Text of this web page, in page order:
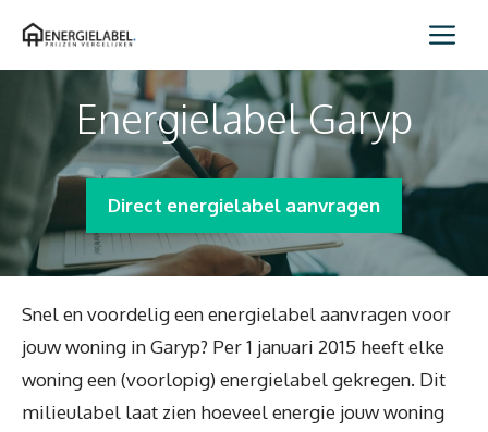
naar
Energielabel Garyp
Direct energielabel aanvragen
Snel en voordelig een energielabel aanvragen voor
jouw woning in Garyp? Per 1 januari 2015 heeft elke
woning een (voorlopig) energielabel gekregen. Dit
milieulabel laat zien hoeveel energie jouw woning